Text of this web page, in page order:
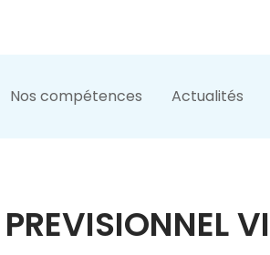
Nos compétences Actualités